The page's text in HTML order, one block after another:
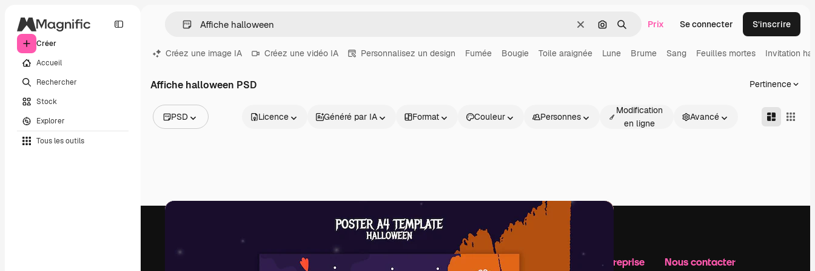
Créer
Accueil
Rechercher
Stock
Explorer
Tous les outils
EffacerRechercher par image
Rechercher
Prix Se connecter S’inscrire
Créez une image IA Créez une vidéo IA Personnalisez un design Fumée Bougie Toile araignée Lune Brume Sang Feuilles mortes Invitation
Affiche halloween PSD Pertinence
PSD
Vidéos
Modèles 3D
Licence Généré par IA Format Couleur Personnes
Modification
en ligne
Avancé
Commencer Notre entreprise Nous contacter